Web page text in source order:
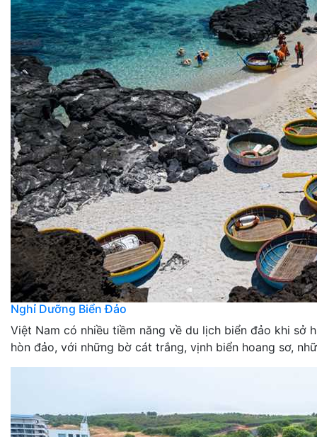
Nghỉ Dưỡng Biển Đảo
Việt Nam có nhiều tiềm năng về du lịch biển đảo khi sở
hòn đảo, với những bờ cát trắng, vịnh biển hoang sơ,